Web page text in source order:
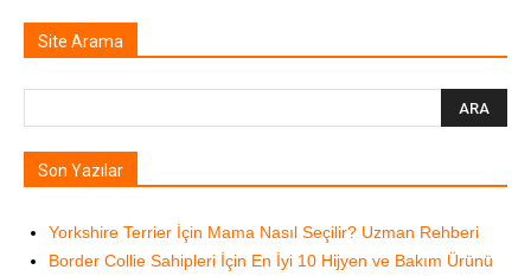
Site Arama
Son Yazılar
Yorkshire Terrier İçin Mama Nasıl Seçilir? Uzman Rehberi
Border Collie Sahipleri İçin En İyi 10 Hijyen ve Bakım Ürünü